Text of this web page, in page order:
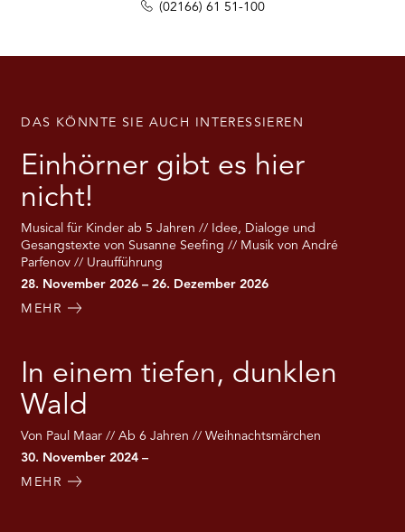
(02166) 61 51-100
DAS KÖNNTE SIE AUCH INTERESSIEREN
Einhörner gibt es hier
nicht!
Musical für Kinder ab 5 Jahren // Idee, Dialoge und
Gesangstexte von Susanne Seefing // Musik von André
Parfenov // Uraufführung
28. November 2026 – 26. Dezember 2026
MEHR
In einem tiefen, dunklen
Wald
Von Paul Maar // Ab 6 Jahren // Weihnachtsmärchen
30. November 2024 –
MEHR